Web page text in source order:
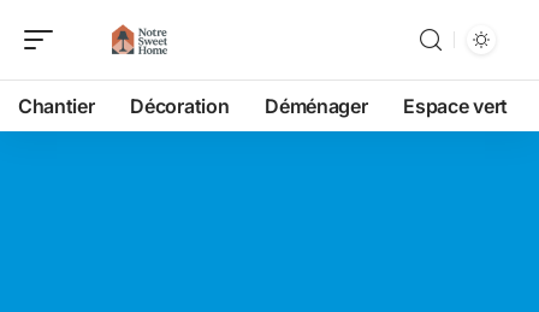
Chantier Décoration Déménager Espace vert